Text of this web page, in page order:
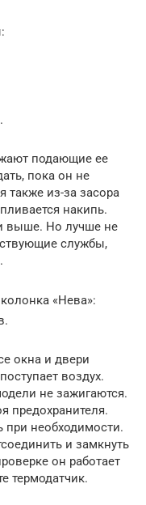
подающие ее
пока он не
также из-за засора
накипь.
выше. Но лучше не
службы,
«Нева»:
окна и двери
воздух.
не зажигаются.
предохранителя.
при необходимости.
и замкнуть
он работает
термодатчик.